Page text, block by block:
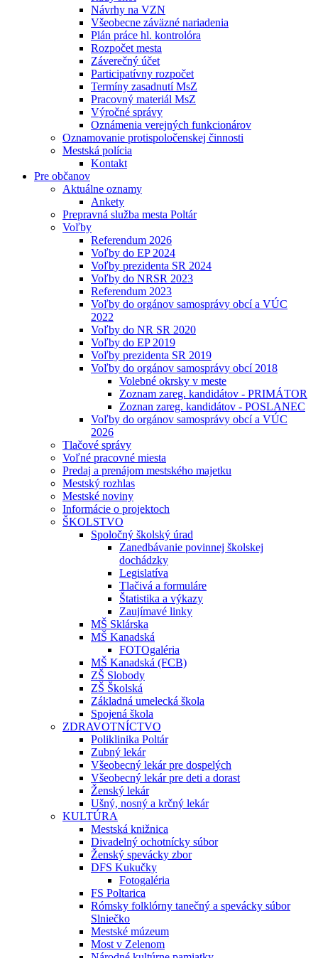
Návrhy na VZN
Všeobecne záväzné nariadenia
Plán práce hl. kontrolóra
Rozpočet mesta
Záverečný účet
Participatívny rozpočet
Termíny zasadnutí MsZ
Pracovný materiál MsZ
Výročné správy
Oznámenia verejných funkcionárov
Oznamovanie protispoločenskej činnosti
Mestská polícia
Kontakt
Pre občanov
Aktuálne oznamy
Ankety
Prepravná služba mesta Poltár
Voľby
Referendum 2026
Voľby do EP 2024
Voľby prezidenta SR 2024
Voľby do NRSR 2023
Referendum 2023
Voľby do orgánov samosprávy obcí a VÚC
2022
Voľby do NR SR 2020
Voľby do EP 2019
Voľby prezidenta SR 2019
Voľby do orgánov samosprávy obcí 2018
Volebné okrsky v meste
Zoznam zareg. kandidátov - PRIMÁTOR
Zoznan zareg. kandidátov - POSLANEC
Voľby do orgánov samosprávy obcí a VÚC
2026
Tlačové správy
Voľné pracovné miesta
Predaj a prenájom mestského majetku
Mestský rozhlas
Mestské noviny
Informácie o projektoch
ŠKOLSTVO
Spoločný školský úrad
Zanedbávanie povinnej školskej
dochádzky
Legislatíva
Tlačivá a formuláre
Štatistika a výkazy
Zaujímavé linky
MŠ Sklárska
MŠ Kanadská
FOTOgaléria
MŠ Kanadská (FCB)
ZŠ Slobody
ZŠ Školská
Základná umelecká škola
Spojená škola
ZDRAVOTNÍCTVO
Poliklinika Poltár
Zubný lekár
Všeobecný lekár pre dospelých
Všeobecný lekár pre deti a dorast
Ženský lekár
Ušný, nosný a krčný lekár
KULTÚRA
Mestská knižnica
Divadelný ochotnícky súbor
Ženský spevácky zbor
DFS Kukučky
Fotogaléria
FS Poltarica
Rómsky folklórny tanečný a spevácky súbor
Slniečko
Mestské múzeum
Most v Zelenom